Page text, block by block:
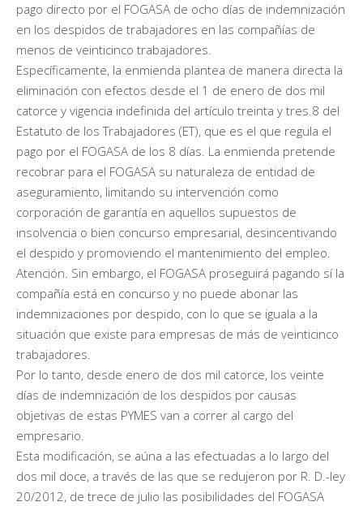
pago directo por el FOGASA de ocho días de indemnización
en los despidos de trabajadores en las compañías de
menos de veinticinco trabajadores.
Específicamente, la enmienda plantea de manera directa la
eliminación con efectos desde el 1 de enero de dos mil
catorce y vigencia indefinida del artículo treinta y tres.8 del
Estatuto de los Trabajadores (ET), que es el que regula el
pago por el FOGASA de los 8 días. La enmienda pretende
recobrar para el FOGASA su naturaleza de entidad de
aseguramiento, limitando su intervención como
corporación de garantía en aquellos supuestos de
insolvencia o bien concurso empresarial, desincentivando
el despido y promoviendo el mantenimiento del empleo.
Atención. Sin embargo, el FOGASA proseguirá pagando sí la
compañía está en concurso y no puede abonar las
indemnizaciones por despido, con lo que se iguala a la
situación que existe para empresas de más de veinticinco
trabajadores.
Por lo tanto, desde enero de dos mil catorce, los veinte
días de indemnización de los despidos por causas
objetivas de estas PYMES van a correr al cargo del
empresario.
Esta modificación, se aúna a las efectuadas a lo largo del
dos mil doce, a través de las que se redujeron por R. D.-ley
20/2012, de trece de julio las posibilidades del FOGASA